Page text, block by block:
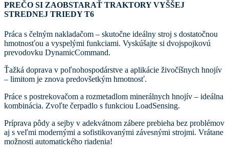
PREČO SI ZAOBSTARAŤ TRAKTORY VYŠŠEJ
STREDNEJ TRIEDY T6
Práca s čelným nakladačom – skutočne ideálny stroj s dostatočnou
hmotnosťou a vyspelými funkciami. Vyskúšajte si dvojspojkovú
prevodovku DynamicCommand.
Ťažká doprava v poľnohospodárstve a aplikácie živočíšnych hnojív
– limitom je znova predovšetkým hmotnosť.
Práce s postrekovačom a rozmetadlom minerálnych hnojív – ideálna
kombinácia. Zvoľte čerpadlo s funkciou LoadSensing.
Príprava pôdy a sejby v adekvátnom zábere prebieha bez problémov
aj s veľmi modernými a sofistikovanými závesnými strojmi. Vrátane
možnosti automatického riadenia!